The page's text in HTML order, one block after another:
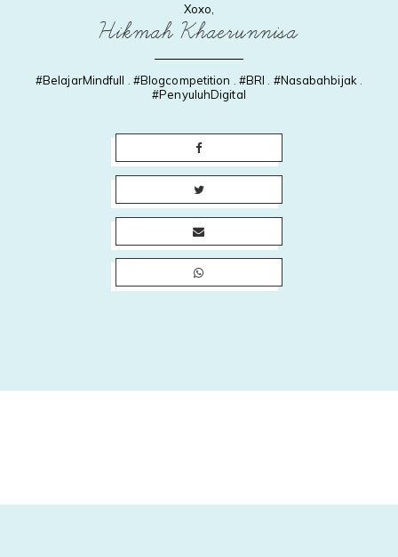
Xoxo,
Hikmah Khaerunnisa
#BelajarMindfull . #Blogcompetition . #BRI . #Nasabahbijak.
#PenyuluhDigital